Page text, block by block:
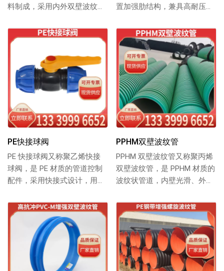
料制成，采用内外双壁波纹结
适配排水...
置加强肋结构，兼具高耐压性
景流体传输，支...
PE快接球阀
PE 快接球阀又称聚乙烯快接
球阀，是 PE 材质的管道控制
配件，采用快接式设计，用于
配多种 P...
PPHM双壁波纹管
PPHM 双壁波纹管又称聚丙烯
双壁波纹管，是 PPHM 材质的
波纹状管道，内壁光滑、外壁
成，兼...